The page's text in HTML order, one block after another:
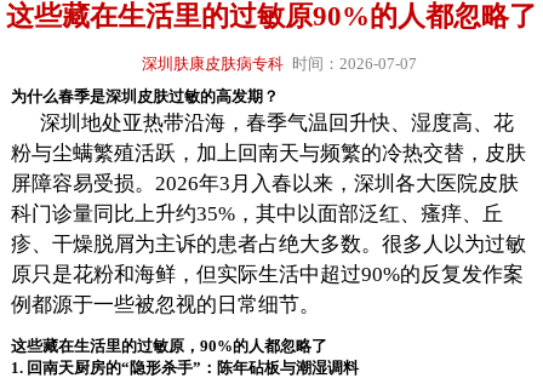
这些藏在生活里的过敏原90%的人都忽略了
深圳肤康皮肤病专科 时间：2026-07-07
为什么春季是深圳皮肤过敏的高发期？
深圳地处亚热带沿海，春季气温回升快、湿度高、花
粉与尘螨繁殖活跃，加上回南天与频繁的冷热交替，皮肤
屏障容易受损。2026年3月入春以来，深圳各大医院皮肤
科门诊量同比上升约35%，其中以面部泛红、瘙痒、丘
疹、干燥脱屑为主诉的患者占绝大多数。很多人以为过敏
原只是花粉和海鲜，但实际生活中超过90%的反复发作案
例都源于一些被忽视的日常细节。
这些藏在生活里的过敏原，90%的人都忽略了
1. 回南天厨房的“隐形杀手”：陈年砧板与潮湿调料